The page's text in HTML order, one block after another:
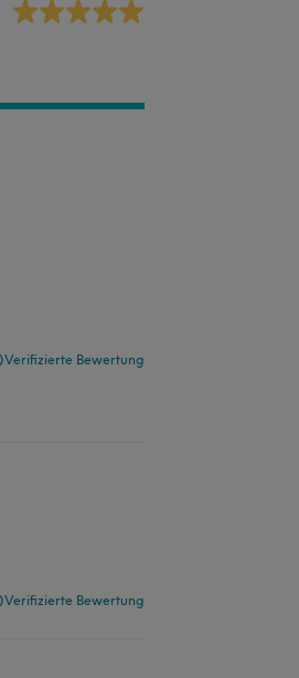
Verifizierte Bewertung
Verifizierte Bewertung